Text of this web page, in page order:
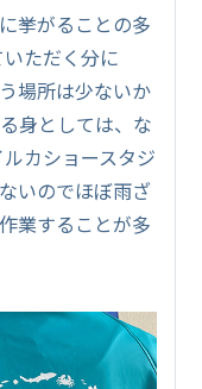
挙がることの多
ただく分に
場所は少ないか
身としては、な
カショースタジ
いのでほぼ雨ざ
業することが多